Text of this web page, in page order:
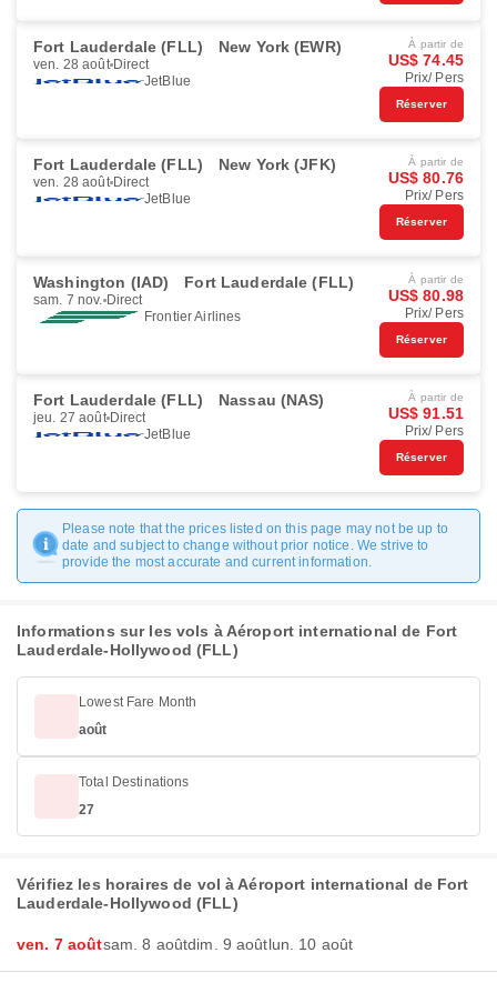
Fort Lauderdale (FLL) New York (EWR)
ven. 28 août Direct
JetBlue
À partir de
US$ 74.45
Prix/ Pers
Réserver
Fort Lauderdale (FLL) New York (JFK)
ven. 28 août Direct
JetBlue
À partir de
US$ 80.76
Prix/ Pers
Réserver
Washington (IAD) Fort Lauderdale (FLL)
sam. 7 nov. Direct
Frontier Airlines
À partir de
US$ 80.98
Prix/ Pers
Réserver
Fort Lauderdale (FLL) Nassau (NAS)
jeu. 27 août Direct
JetBlue
À partir de
US$ 91.51
Prix/ Pers
Réserver
Please note that the prices listed on this page may not be up to
date and subject to change without prior notice. We strive to
provide the most accurate and current information.
Informations sur les vols à Aéroport international de Fort
Lauderdale-Hollywood (FLL)
Lowest Fare Month
août
Total Destinations
27
Vérifiez les horaires de vol à Aéroport international de Fort
Lauderdale-Hollywood (FLL)
ven. 7 aoûtsam. 8 aoûtdim. 9 aoûtlun. 10 août